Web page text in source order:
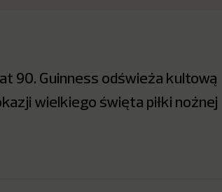
90. Guinness odświeża kultową
wielkiego święta piłki nożnej